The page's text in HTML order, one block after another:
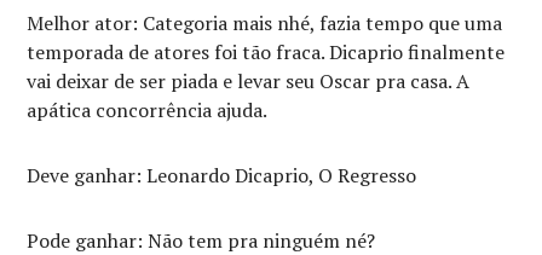
Melhor ator: Categoria mais nhé, fazia tempo que uma
temporada de atores foi tão fraca. Dicaprio finalmente
vai deixar de ser piada e levar seu Oscar pra casa. A
apática concorrência ajuda.
Deve ganhar: Leonardo Dicaprio, O Regresso
Pode ganhar: Não tem pra ninguém né?